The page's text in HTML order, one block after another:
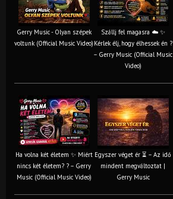
Gerry Music - Olyan szépek
voltunk (Official Music Video)
Szállj fel magasra ☁️ ✨
Kérlek élj, hogy élhessek én ?
– Gerry Music (Official Music
Video)
Ha volna két életem ✨ Miért
nincs két életem? ? – Gerry
Music (Official Music Video)
Egyszer véget ér ⏳ – Az idő
mindent megváltoztat |
Gerry Music